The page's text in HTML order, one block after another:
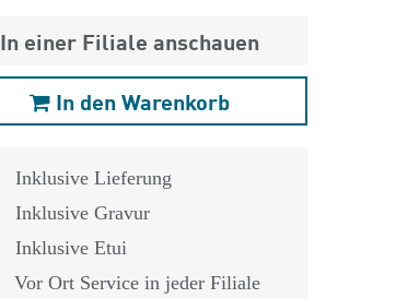
1.825,- €
In einer Filiale anschauen
In den Warenkorb
Inklusive Lieferung
Inklusive Gravur
Inklusive Etui
Vor Ort Service in jeder Filiale